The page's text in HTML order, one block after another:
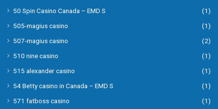
50 Spin Casino Canada – EMD S
(1)
505-magius casino
(1)
507-magius casino
(2)
510 nine casino
(1)
515 alexander casino
(1)
54 Betty casino in Canada – EMD S
(1)
571 fatboss casino
(1)